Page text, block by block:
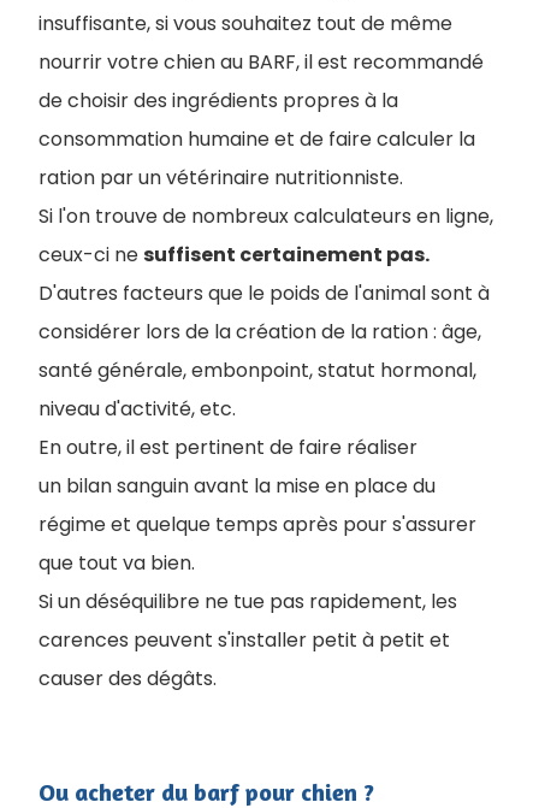
insuffisante, si vous souhaitez tout de même
nourrir votre chien au BARF, il est recommandé
de choisir des ingrédients propres à la
consommation humaine et de faire calculer la
ration par un vétérinaire nutritionniste.
Si l'on trouve de nombreux calculateurs en ligne,
ceux-ci nesuffisent certainement pas.
D'autres facteurs que le poids de l'animal sont à
considérer lors de la création de la ration : âge,
santé générale, embonpoint, statut hormonal,
niveau d'activité, etc.
En outre, il est pertinent de faire réaliser
un bilan sanguin avant la mise en place du
régime et quelque temps après pour s'assurer
que tout va bien.
Si un déséquilibre ne tue pas rapidement, les
carences peuvent s'installer petit à petit et
causer des dégâts.
Ou acheter du barf pour chien ?